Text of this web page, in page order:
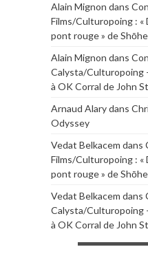
Alain Mignon dans
Films/Culturopoing : «
pont rouge » de
Alain Mignon dans
Calysta/Culturopoing
à OK Corral de John
Arnaud Alarydans
Odyssey
Vedat Belkacem dans
Films/Culturopoing : «
pont rouge » de
Vedat Belkacem dans
Calysta/Culturopoing
à OK Corral de John